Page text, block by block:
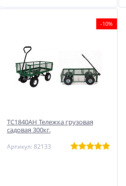
-10%
ТС1840АН Тележка грузовая
садовая 300кг.
Артикул: 82133